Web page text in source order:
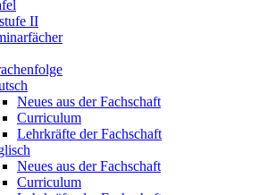
II
Neues aus der Fachschaft
Curriculum
Lehrkräfte der Fachschaft
Neues aus der Fachschaft
Curriculum